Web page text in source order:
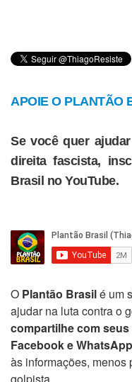
APOIE O PLANTÃO
Se você quer
direita fascista,
Brasil no YouTube.
O Plantão Brasilé um
ajudar na luta contra o
compartilhe com
Facebook e WhatsApp
às informações,